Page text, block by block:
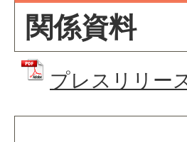
関係資料
プレスリリー